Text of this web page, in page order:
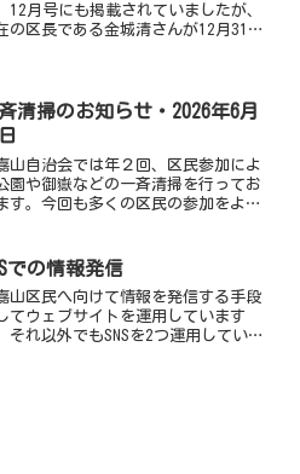
12月号にも掲載されていましたが、
の区長である金城清さんが12月31日
私、金城清は、...
清掃のお知らせ・2026年6月
山自治会では年２回、区民参加によ
園や御嶽などの一斉清掃を行ってお
す。今回も多くの区民の参加をよろ
カマ、ホウキなど集合場所各班の集
所と責任者は以...
での情報発信
山区民へ向けて情報を発信する手段
てウェブサイトを運用しています
それ以外でもSNSを2つ運用していま